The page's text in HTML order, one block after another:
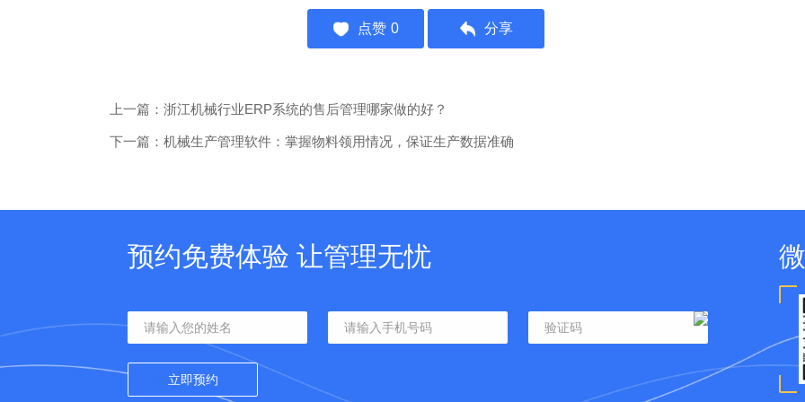
点赞 0 分享
上一篇：浙江机械行业ERP系统的售后管理哪家做的好？
下一篇：机械生产管理软件：掌握物料领用情况，保证生产数据准确
预约免费体验 让管理无忧